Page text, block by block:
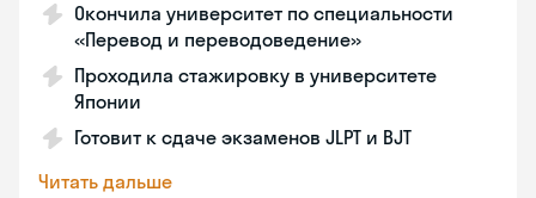
Окончила университет по специальности
«Перевод и переводоведение»
Проходила стажировку в университете
Японии
Готовит к сдаче экзаменов JLPT и BJT
Читать дальше